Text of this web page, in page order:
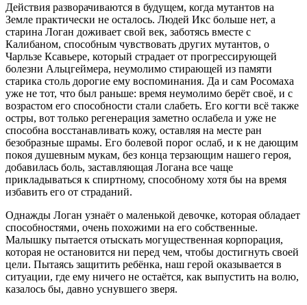
Действия разворачиваются в будущем, когда мутантов на
Земле практически не осталось. Людей Икс больше нет, а
старина Логан доживает свой век, заботясь вместе с
Калибаном, способным чувствовать других мутантов, о
Чарльзе Ксавьере, который страдает от прогрессирующей
болезни Альцгеймера, неумолимо стирающей из памяти
старика столь дорогие ему воспоминания. Да и сам Росомаха
уже не тот, что был раньше: время неумолимо берёт своё, и с
возрастом его способности стали слабеть. Его когти всё также
остры, вот только регенерация заметно ослабела и уже не
способна восстанавливать кожу, оставляя на месте ран
безобразные шрамы. Его болевой порог ослаб, и к не дающим
покоя душевным мукам, без конца терзающим нашего героя,
добавилась боль, заставляющая Логана все чаще
прикладываться к спиртному, способному хотя бы на время
избавить его от страданий.
Однажды Логан узнаёт о маленькой девочке, которая обладает
способностями, очень похожими на его собственные.
Малышку пытается отыскать могущественная корпорация,
которая не остановится ни перед чем, чтобы достигнуть своей
цели. Пытаясь защитить ребёнка, наш герой оказывается в
ситуации, где ему ничего не остаётся, как выпустить на волю,
казалось бы, давно уснувшего зверя.